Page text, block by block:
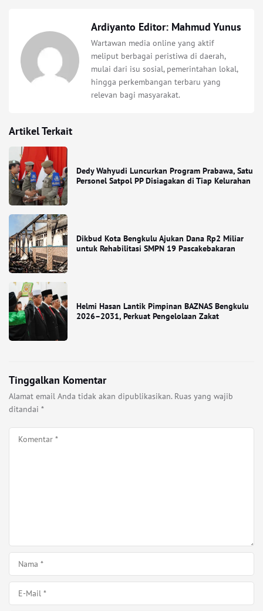
Ardiyanto Editor: Mahmud Yunus
Wartawan media online yang aktif
meliput berbagai peristiwa di daerah,
mulai dari isu sosial, pemerintahan lokal,
hingga perkembangan terbaru yang
relevan bagi masyarakat.
Artikel Terkait
Dedy Wahyudi Luncurkan Program Prabawa, Satu
Personel Satpol PP Disiagakan di Tiap Kelurahan
Dikbud Kota Bengkulu Ajukan Dana Rp2 Miliar
untuk Rehabilitasi SMPN 19 Pascakebakaran
Helmi Hasan Lantik Pimpinan BAZNAS Bengkulu
2026–2031, Perkuat Pengelolaan Zakat
Tinggalkan Komentar
Alamat email Anda tidak akan dipublikasikan. Ruas yang wajib
ditandai *